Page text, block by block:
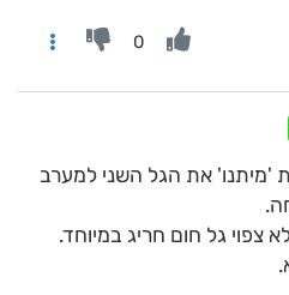
0
'מיתנו' את הגל השני למערב
צפוי גל חום חריג במיוחד.